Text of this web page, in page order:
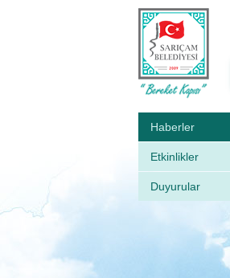
Haberler
Etkinlikler
Duyurular